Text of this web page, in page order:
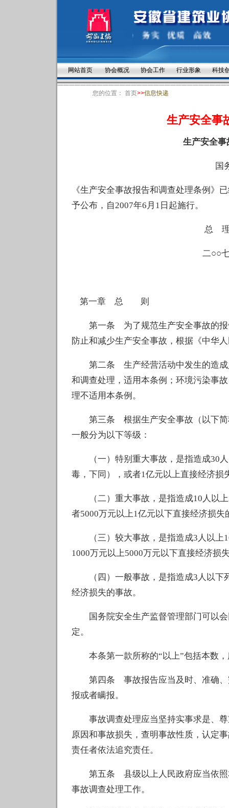
网站首页 协会概况 协会工作 行业形象 科技
您的位置： 首页>>信息快递
生产安全事
生产安全事
国
《生产安全事故报告和调查处理条例》
予公布，自2007年6月1日起施行。
总 理 温
二○○七年四
第一章 总 则
第一条 为了规范生产安全事故的报
防止和减少生产安全事故，根据《中华
第二条 生产经营活动中发生的造成
和调查处理，适用本条例；环境污染事
理不适用本条例。
第三条 根据生产安全事故（以下简
一般分为以下等级：
（一）特别重大事故，是指造成30人
毒，下同），或者1亿元以上直接经济损
（二）重大事故，是指造成10人以上
者5000万元以上1亿元以下直接经济损失
（三）较大事故，是指造成3人以上
1000万元以上5000万元以下直接经济损
（四）一般事故，是指造成3人以下
经济损失的事故。
国务院安全生产监督管理部门可以会
定。
本条第一款所称的“以上”包括本数，
第四条 事故报告应当及时、准确、
报或者瞒报。
事故调查处理应当坚持实事求是、尊
原因和事故损失，查明事故性质，认定
责任者依法追究责任。
第五条 县级以上人民政府应当依照
事故调查处理工作。